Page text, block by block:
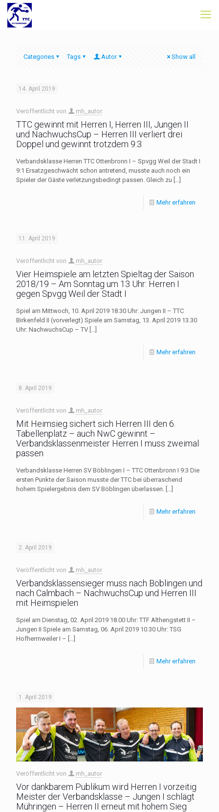
Categories Tags Autor Show all
14. April 2019
Veröffentlicht von mh_autor
TTC gewinnt mit Herren I, Herren III, Jungen II
und NachwuchsCup – Herren III verliert drei
Doppel und gewinnt trotzdem 9:3
Verbandsklasse Herren TTC Ottenbronn I – Spvgg Weil der Stadt I
9:1 Ersatzgeschwächt schon antretend, musste auch noch ein
Spieler der Gäste verletzungsbedingt passen. Gleich zu […]
Mehr erfahren
11. April 2019
Veröffentlicht von mh_autor
Vier Heimspiele am letzten Spieltag der Saison
2018/19 – Am Sonntag um 13 Uhr: Herren I
gegen Spvgg Weil der Stadt I
Spiel am Mittwoch, 10. April 2019 18.30 Uhr: Jungen II – TTC
Birkenfeld II (vorverlegt) Spiele am Samstag, 13. April 2019 13.30
Uhr: NachwuchsCup – TV […]
Mehr erfahren
8. April 2019
Veröffentlicht von mh_autor
Mit Heimsieg sichert sich Herren III den 6.
Tabellenplatz – auch NwC gewinnt –
Verbandsklassenmeister Herren I muss zweimal
passen
Verbandsklasse Herren SV Böblingen I – TTC Ottenbronn I 9:3 Die
ersten Punkte der Saison musste der TTC bei überraschend
hohem Spielergebnis dem SV Böblingen überlassen. […]
Mehr erfahren
2. April 2019
Veröffentlicht von mh_autor
Verbandsklassensieger muss nach Böblingen und
nach Calmbach – NachwuchsCup und Herren III
mit Heimspielen
Spiel am Dienstag, 02. April 2019 18.00 Uhr: TTF Althengstett II –
Jungen II Spiele am Samstag, 06. April 2019 10.30 Uhr: TSG
Hofherrnweiler I – […]
Mehr erfahren
1. April 2019
Veröffentlicht von mh_autor
Vor dankbarem Publikum wird Herren I vorzeitig
Meister der Verbandsklasse – Jungen I schlägt
Mühringen – Herren II erneut mit hohem Sieg